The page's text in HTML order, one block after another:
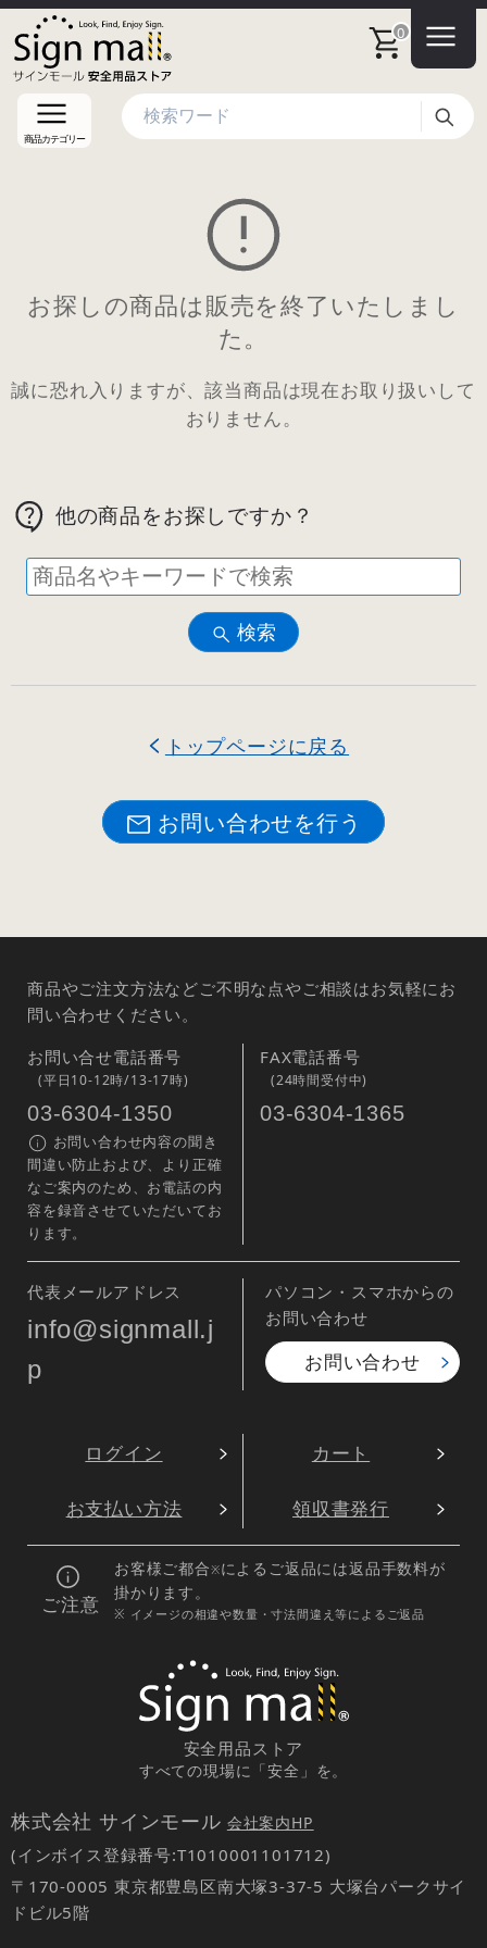
0
商品カテゴリー 検索
お探しの商品は販売を終了いたしまし
た。
誠に恐れ入りますが、該当商品は現在お取り扱いして
おりません。
他の商品をお探しですか？
検索
トップページに戻る
お問い合わせを行う
商品やご注文方法などご不明な点やご相談はお気軽にお
問い合わせください。
お問い合せ電話番号
(平日10-12時/13-17時)
03-6304-1350
お問い合わせ内容の聞き
間違い防止および、より正確
なご案内のため、お電話の内
容を録音させていただいてお
ります。
FAX電話番号
(24時間受付中)
03-6304-1365
代表メールアドレス
info@signmall.j
p
パソコン・スマホからの
お問い合わせ
お問い合わせ
ログイン カート
お支払い方法 領収書発行
ご注意
お客様ご都合※によるご返品には返品手数料が
掛かります。
※ イメージの相違や数量・寸法間違え等によるご返品
安全用品ストア
すべての現場に「安全」を。
株式会社 サインモール 会社案内HP
(インボイス登録番号:T1010001101712)
〒170-0005 東京都豊島区南大塚3-37-5 大塚台パークサイ
ドビル5階